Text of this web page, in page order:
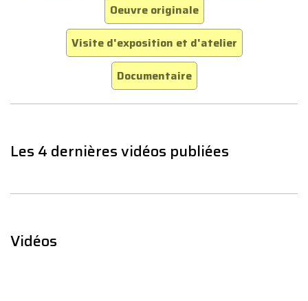
Oeuvre originale
Visite d'exposition et d'atelier
Documentaire
Les 4 dernières vidéos publiées
Vidéos